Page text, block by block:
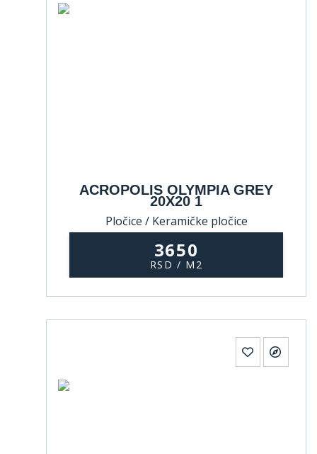
ACROPOLIS OLYMPIA GREY
20X20 1
Pločice / Keramičke pločice
3650
RSD / M2